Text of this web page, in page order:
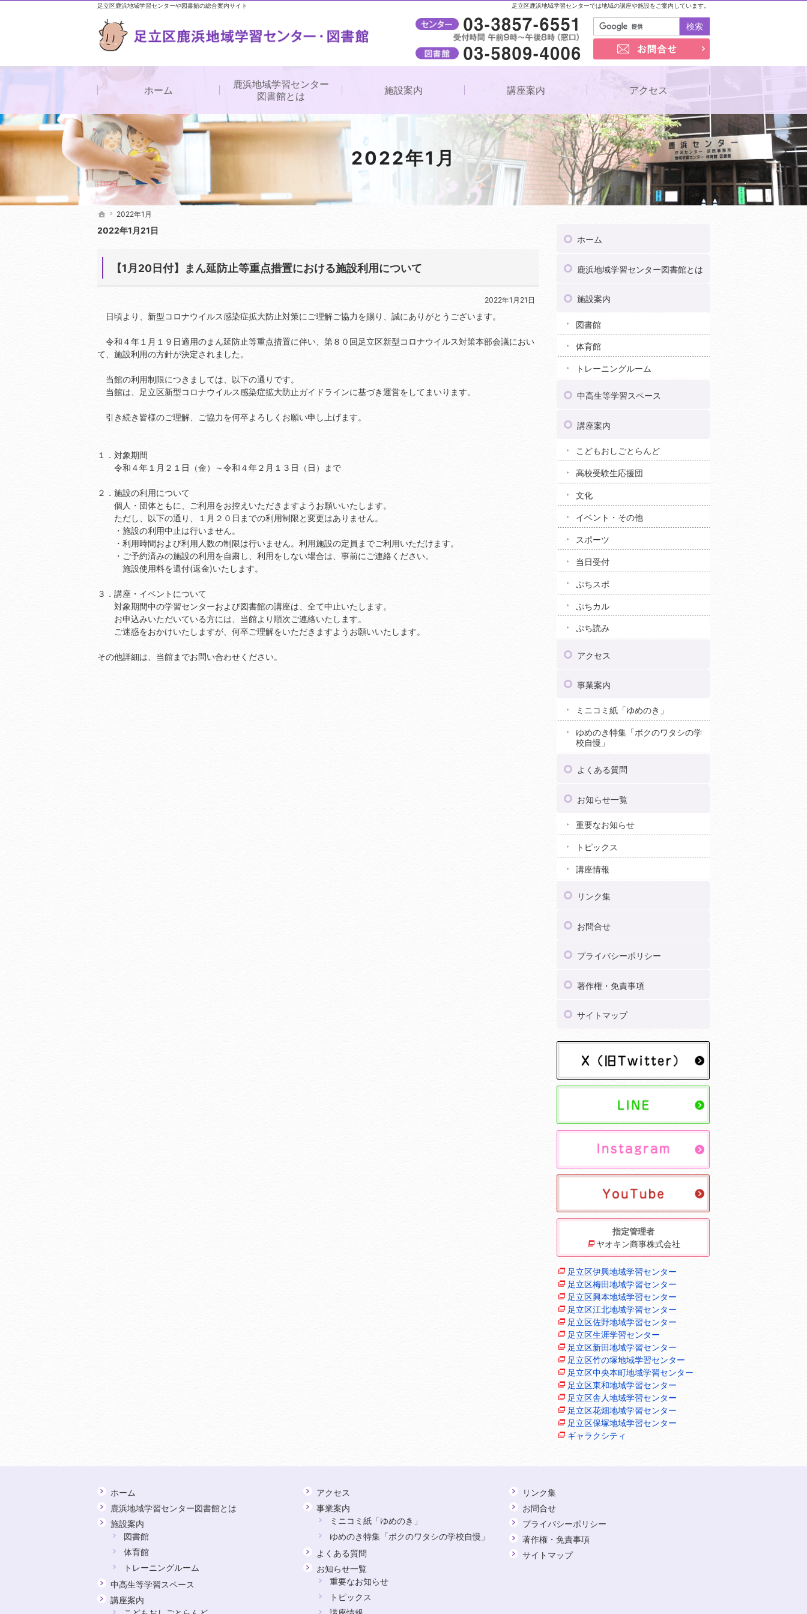
2022年1月
足立区鹿浜地域学習センターでは地域の講座や施設をご案内しています。
足立区鹿浜地域学習センターや図書館の総合案内サイト
ホーム
2022年1月
2022年1月21日
【1月20日付】まん延防止等重点措置における施設利用について
2022年1月21日
日頃より、新型コロナウイルス感染症拡大防止対策にご理解ご協力を賜り、誠にありがとうございます。
令和４年１月１９日適用のまん延防止等重点措置に伴い、第８０回足立区新型コロナウイルス対策本部会議におい
て、施設利用の方針が決定されました。
当館の利用制限につきましては、以下の通りです。
当館は、足立区新型コロナウイルス感染症拡大防止ガイドラインに基づき運営をしてまいります。
引き続き皆様のご理解、ご協力を何卒よろしくお願い申し上げます。
１．対象期間
令和４年１月２１日（金）～令和４年２月１３日（日）まで
２．施設の利用について
個人・団体ともに、ご利用をお控えいただきますようお願いいたします。
ただし、以下の通り、１月２０日までの利用制限と変更はありません。
・施設の利用中止は行いません。
・利用時間および利用人数の制限は行いません。利用施設の定員までご利用いただけます。
・ご予約済みの施設の利用を自粛し、利用をしない場合は、事前にご連絡ください。
施設使用料を還付(返金)いたします。
３．講座・イベントについて
対象期間中の学習センターおよび図書館の講座は、全て中止いたします。
お申込みいただいている方には、当館より順次ご連絡いたします。
ご迷惑をおかけいたしますが、何卒ご理解をいただきますようお願いいたします。
その他詳細は、当館までお問い合わせください。
ホーム
鹿浜地域学習センター図書館とは
施設案内
図書館
体育館
トレーニングルーム
中高生等学習スペース
講座案内
こどもおしごとらんど
高校受験生応援団
文化
イベント・その他
スポーツ
当日受付
ぷちスポ
ぷちカル
ぷち読み
アクセス
事業案内
ミニコミ紙「ゆめのき」
ゆめのき特集「ボクのワタシの学
校自慢」
よくある質問
お知らせ一覧
重要なお知らせ
トピックス
講座情報
リンク集
お問合せ
プライバシーポリシー
著作権・免責事項
サイトマップ
指定管理者
ヤオキン商事株式会社
足立区伊興地域学習センター
足立区梅田地域学習センター
足立区興本地域学習センター
足立区江北地域学習センター
足立区佐野地域学習センター
足立区生涯学習センター
足立区新田地域学習センター
足立区竹の塚地域学習センター
足立区中央本町地域学習センター
足立区東和地域学習センター
足立区舎人地域学習センター
足立区花畑地域学習センター
足立区保塚地域学習センター
ギャラクシティ
ホーム
2022年1月
03-3857-6551
受付時間
午前9時～午後8時（窓口）
03-5809-4006
ホーム
鹿浜地域学習センター
図書館とは
施設案内 講座案内 アクセス
ホーム
鹿浜地域学習センター図書館とは
施設案内
図書館
体育館
トレーニングルーム
中高生等学習スペース
講座案内
アクセス
事業案内
ミニコミ紙「ゆめのき」
ゆめのき特集「ボクのワタシの学校自慢」
よくある質問
お知らせ一覧
重要なお知らせ
トピックス
リンク集
お問合せ
プライバシーポリシー
著作権・免責事項
サイトマップ